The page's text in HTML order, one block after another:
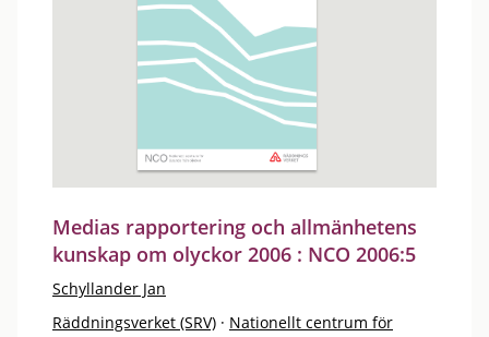
Medias rapportering och allmänhetens
kunskap om olyckor 2006 : NCO 2006:5
Schyllander Jan
Räddningsverket (SRV) · Nationellt centrum för